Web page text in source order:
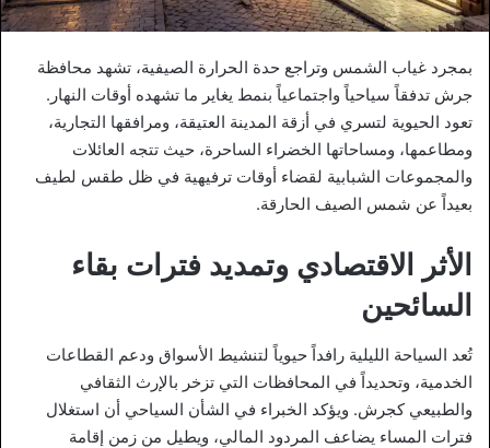
بمجرد غياب الشمس وتراجع حدة الحرارة الصيفية، تشهد محافظة
جرش تدفقاً سياحياً واجتماعياً بنمط يغاير ما تشهده أوقات النهار.
تعود الحيوية لتسري في أزقة المدينة العتيقة، ومرافقها التجارية،
ومطاعمها، ومساحاتها الخضراء الساحرة، حيث تتجه العائلات
والمجموعات الشبابية لقضاء أوقات ترفيهية في ظل طقس لطيف
بعيداً عن شمس الصيف الحارقة.
الأثر الاقتصادي وتمديد فترات بقاء
السائحين
تُعد السياحة الليلية رافداً حيوياً لتنشيط الأسواق ودعم القطاعات
الخدمية، وتحديداً في المحافظات التي تزخر بالإرث الثقافي
والطبيعي كجرش. ويؤكد الخبراء في الشأن السياحي أن استغلال
فترات المساء يضاعف المردود المالي، ويطيل من زمن إقامة